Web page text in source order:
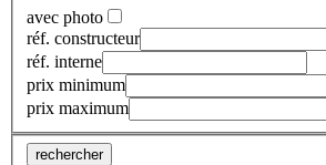
avec photo
réf. constructeur
réf. interne
prix minimum
prix maximum
rechercher